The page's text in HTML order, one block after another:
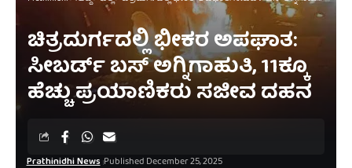
ಚಿತ್ರದುರ್ಗದಲ್ಲಿ ಭೀಕರ ಅಪಘಾತ:
ಸೀಬರ್ಡ್ ಬಸ್ ಅಗ್ನಿಗಾಹುತಿ, 11ಕ್ಕೂ
ಹೆಚ್ಚು ಪ್ರಯಾಣಿಕರು ಸಜೀವ ದಹನ
Prathinidhi News Published December 25, 2025